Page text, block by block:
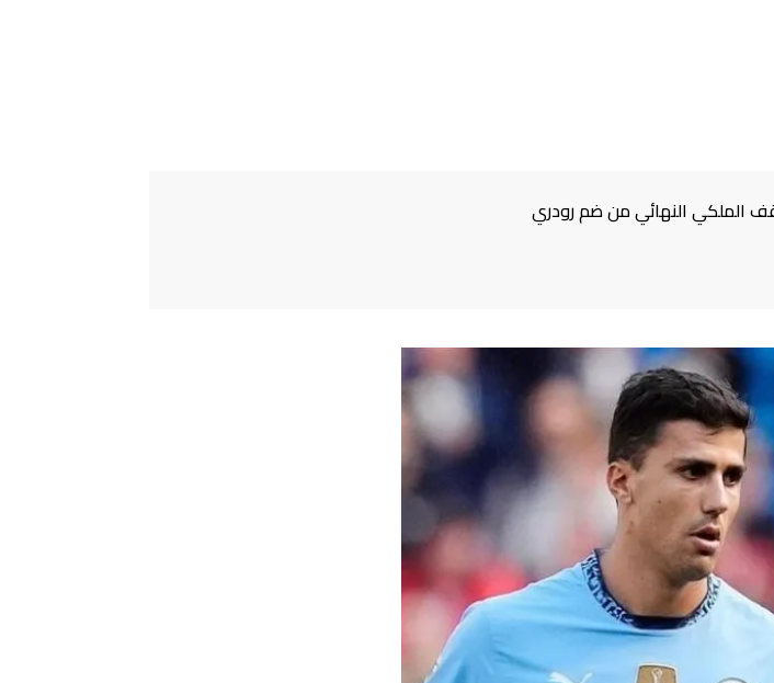
الملكي النهائي من ضم رودري